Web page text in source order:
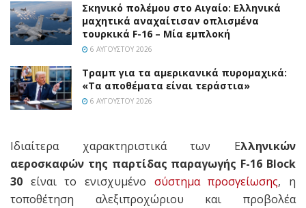
Σκηνικό πολέμου στο Αιγαίο: Ελληνικά
μαχητικά αναχαίτισαν οπλισμένα
τουρκικά F-16 – Μία εμπλοκή
6 ΑΥΓΟΎΣΤΟΥ 2026
Τραμπ για τα αμερικανικά πυρομαχικά:
«Τα αποθέματα είναι τεράστια»
6 ΑΥΓΟΎΣΤΟΥ 2026
Ιδιαίτερα χαρακτηριστικά των Eλληνικών
αεροσκαφών της παρτίδας παραγωγής F-16 Block
30 είναι το ενισχυμένο σύστημα προσγείωσης, η
τοποθέτηση αλεξιπροχώριου και προβολέα